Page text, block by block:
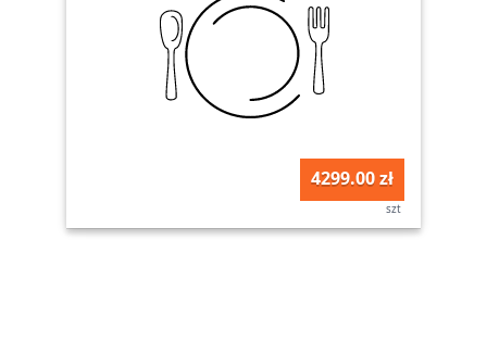
4299.00 zł
szt